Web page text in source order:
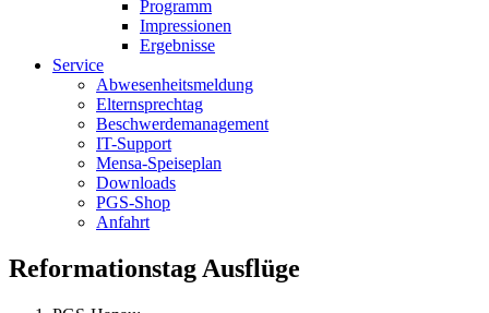
Programm
Impressionen
Ergebnisse
Service
Abwesenheitsmeldung
Elternsprechtag
Beschwerdemanagement
IT-Support
Mensa-Speiseplan
Downloads
PGS-Shop
Anfahrt
Reformationstag Ausflüge